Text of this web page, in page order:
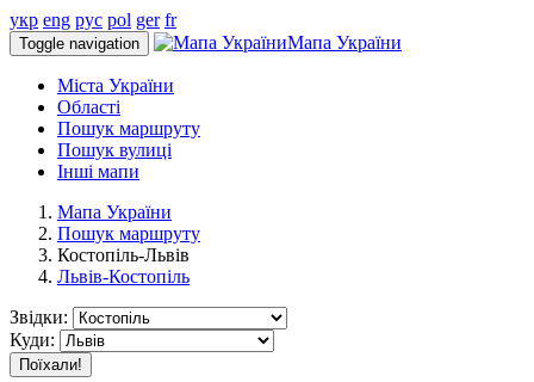
укр eng рус pol ger fr
Toggle navigation Мапа України
Міста України
Області
Пошук маршруту
Пошук вулиці
Інші мапи
Мапа України
Пошук маршруту
Костопіль-Львів
Львів-Костопіль
Звідки:
Куди:
Поїхали!